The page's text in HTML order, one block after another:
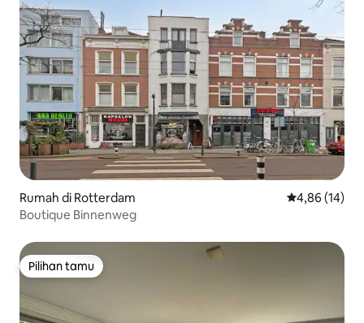
Rumah di Rotterdam Nilai rata-rata
4,86 (14)
Boutique Binnenweg
Pilihan tamu
Pilihan tamu